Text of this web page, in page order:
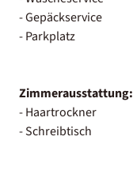
- Gepäckservice
- Parkplatz
Zimmerausstattung:
- Haartrockner
- Schreibtisch